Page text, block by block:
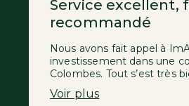
Service excellent,
recommandé
Nous avons fait appel à
investissement dans une
Colombes. Tout s’est très
recherche de l’appartement
travaux de rénovation
Voir plus